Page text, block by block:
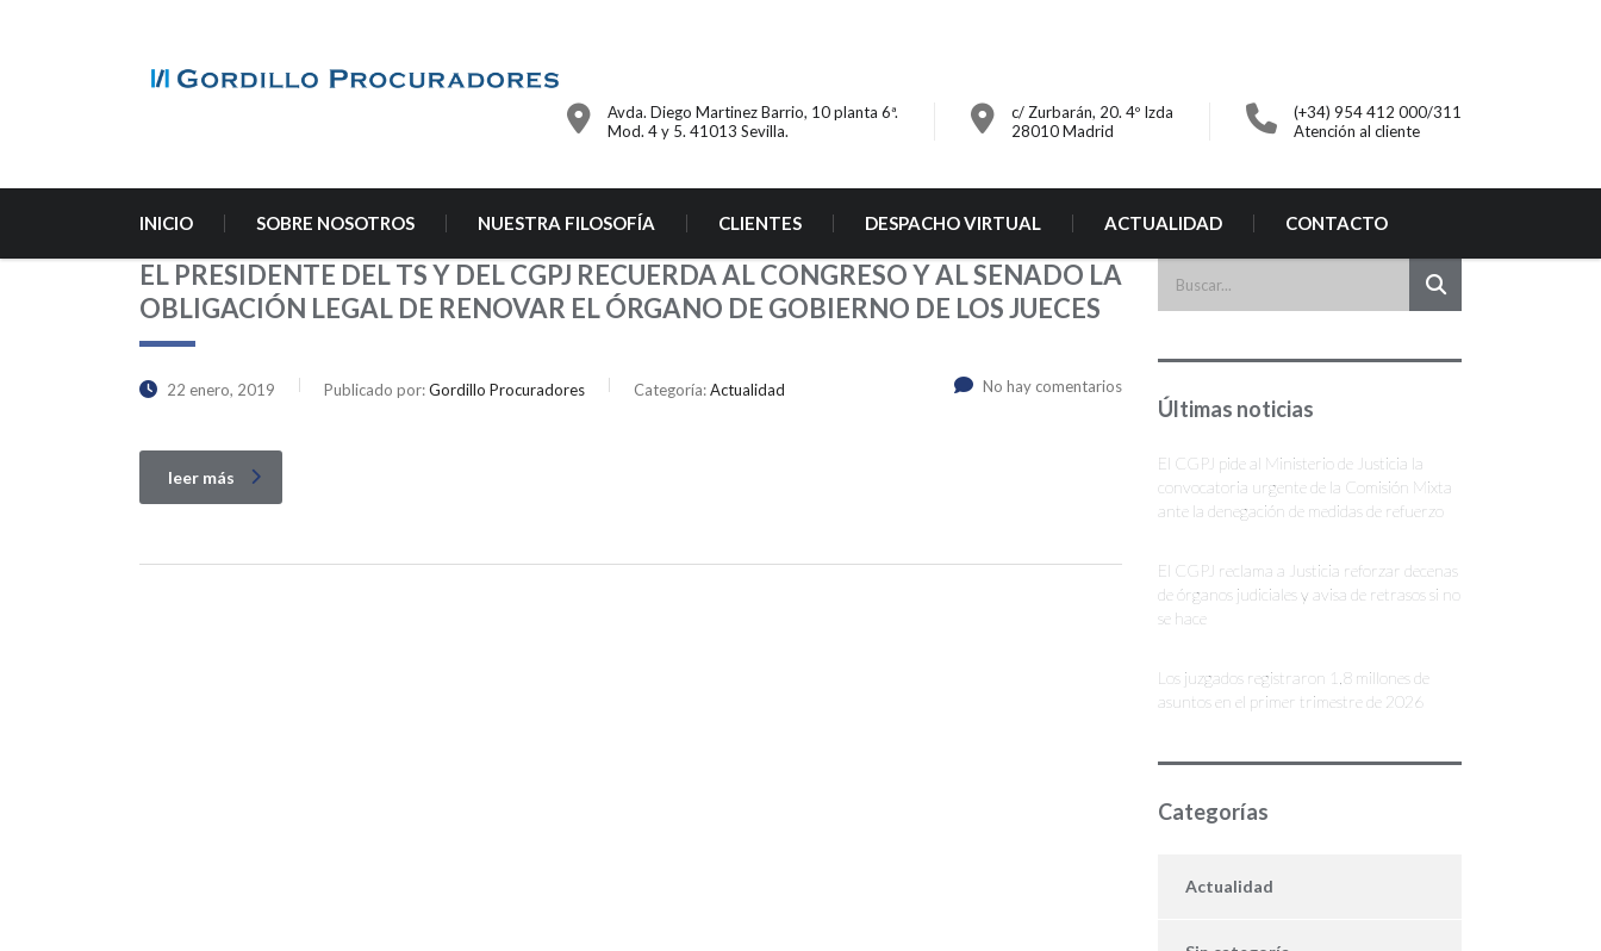
Avda. Diego Martinez Barrio, 10 planta 6ª.
Mod. 4 y 5. 41013 Sevilla.
c/ Zurbarán, 20. 4º Izda
28010 Madrid
(+34) 954 412 000/311
Atención al cliente
INICIO SOBRE NOSOTROS NUESTRA FILOSOFÍA CLIENTES DESPACHO VIRTUAL ACTUALIDAD CONTACTO
EL PRESIDENTE DEL TS Y DEL CGPJ RECUERDA AL CONGRESO Y AL SENADO LA
OBLIGACIÓN LEGAL DE RENOVAR EL ÓRGANO DE GOBIERNO DE LOS JUECES
22 enero, 2019 Publicado por:Gordillo Procuradores Categoría:Actualidad No hay comentarios
leer más
Últimas noticias
El CGPJ pide al Ministerio de Justicia la
convocatoria urgente de la Comisión Mixta
ante la denegación de medidas de refuerzo
El CGPJ reclama a Justicia reforzar decenas
de órganos judiciales y avisa de retrasos si no
se hace
Los juzgados registraron 1,8 millones de
asuntos en el primer trimestre de 2026
Categorías
Actualidad